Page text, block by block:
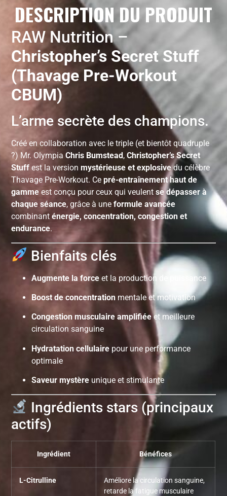
DESCRIPTION DU PRODUIT
RAW Nutrition –
Christopher’s Secret Stuff
(Thavage Pre-Workout
CBUM)
L’arme secrète des champions.
Créé en collaboration avec le triple (et bientôt quadruple
?) Mr. OlympiaChris Bumstead ,Christopher’s Secret
Stuff est la versionmystérieuse et explosivedu célèbre
Thavage Pre-Workout. Cepré-entraînement haut de
gamme est conçu pour ceux qui veulentse dépasser à
chaque séance, grâce à uneformule avancée
combinanténergie, concentration, congestion et
endurance.
Bienfaits clés
Augmente la force et la production de puissance
Boost de concentration mentale et motivation
Congestion musculaire amplifiéeet meilleure
circulation sanguine
Hydratation cellulaire pour une performance
optimale
Saveur mystère unique et stimulante
Ingrédients stars (principaux
actifs)
Ingrédient Bénéfices
L-Citrulline
Améliore la circulation sanguine,
retarde la fatigue musculaire